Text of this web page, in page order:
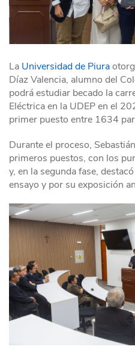
La Universidad de Piura
Díaz Valencia, alumno del
podrá estudiar becado la
Eléctrica en la UDEP en el
primer puesto entre 1634
Durante el proceso,
primeros puestos, con los
y, en la segunda fase,
ensayo y por su exposición